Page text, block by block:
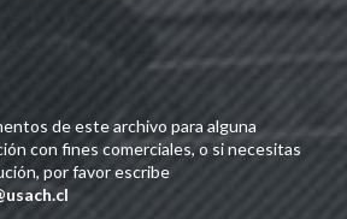
de este archivo para alguna
con fines comerciales, o si necesitas
por favor escribe